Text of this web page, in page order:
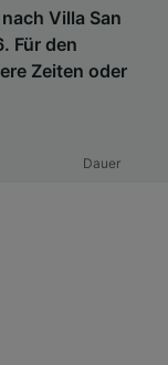
Villa San
Für den
Zeiten oder
Dauer